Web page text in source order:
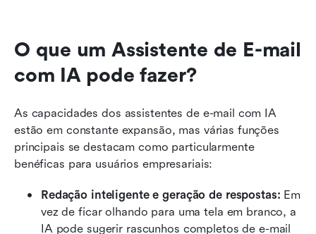
O que um Assistente de E-mail
com IA pode fazer?
As capacidades dos assistentes de e-mail com IA
estão em constante expansão, mas várias funções
principais se destacam como particularmente
benéficas para usuários empresariais:
Redação inteligente e geração de respostas: Em
vez de ficar olhando para uma tela em branco, a
IA pode sugerir rascunhos completos de e-mail